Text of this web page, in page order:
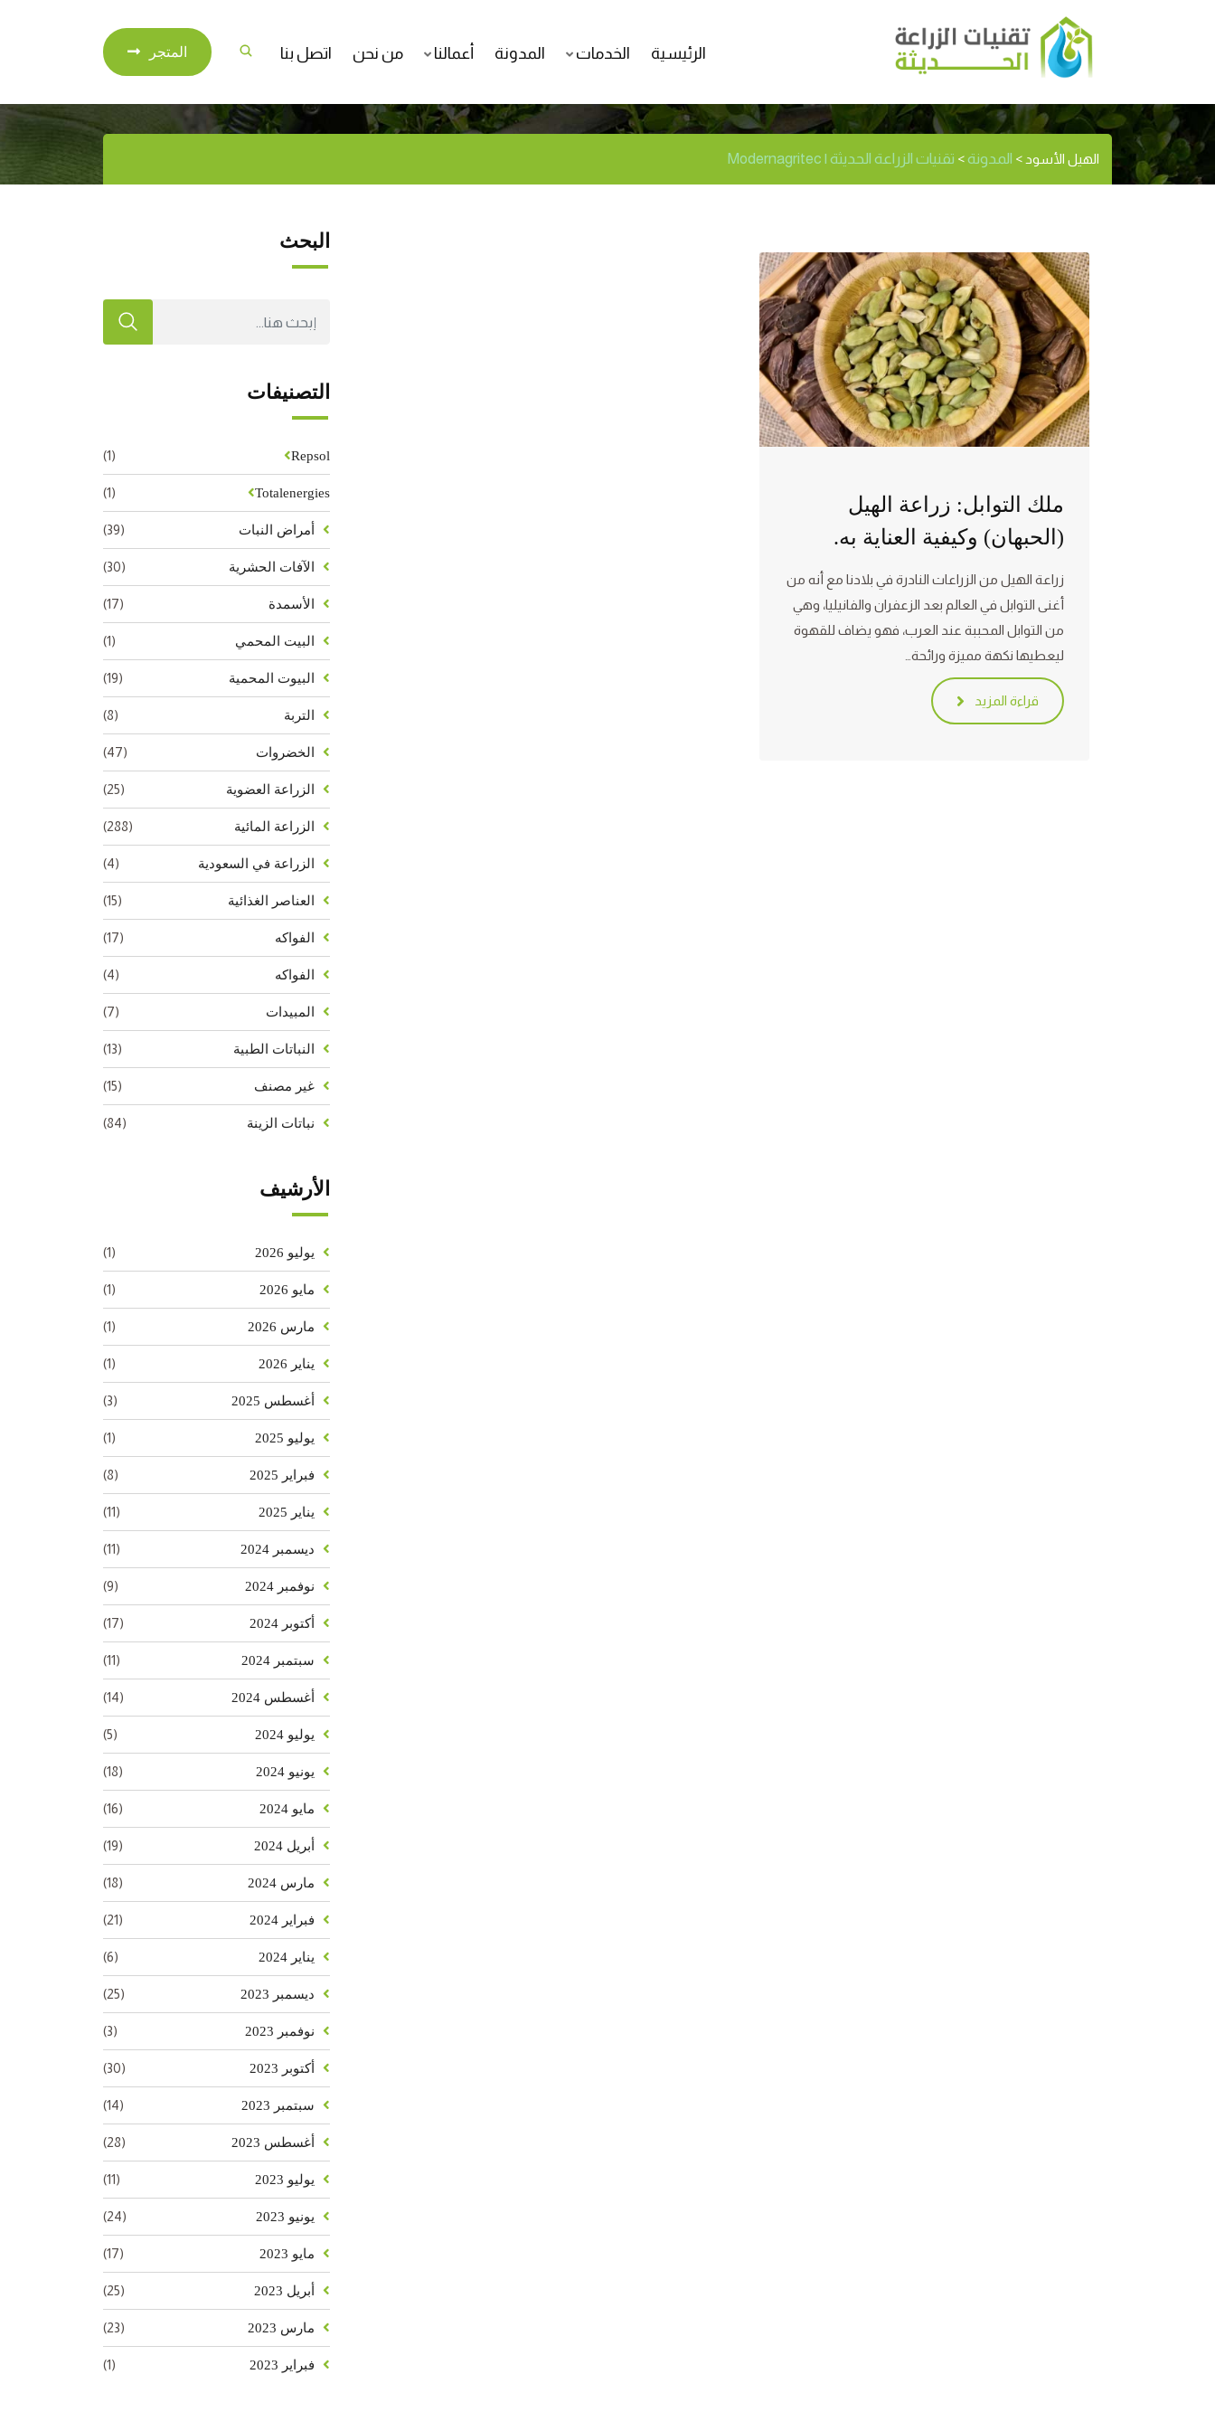
الرئيسية الخدمات المدونة أعمالنا من نحن اتصل بنا المتجر الوسم:الهيل الأسود
الهيل الأسود > المدونة> تقنيات الزراعة الحديثة | Modernagritec
ملك التوابل: زراعة الهيل
(الحبهان) وكيفية العناية به.
زراعة الهيل من الزراعات النادرة في بلادنا مع أنه من
أغنى التوابل في العالم بعد الزعفران والفانيليا، وهي
من التوابل المحببة عند العرب، فهو يضاف للقهوة
ليعطيها نكهة مميزة ورائحة…
قراءة المزيد
البحث
التصنيفات
Repsol
(1)
Totalenergies
(1)
أمراض النبات (39)
الآفات الحشرية (30)
الأسمدة (17)
البيت المحمي (1)
البيوت المحمية (19)
التربة (8)
الخضروات (47)
الزراعة العضوية (25)
الزراعة المائية (288)
الزراعة في السعودية (4)
العناصر الغذائية (15)
الفواكه (17)
الفواكه (4)
المبيدات (7)
النباتات الطبية (13)
غير مصنف (15)
نباتات الزينة (84)
الأرشيف
يوليو 2026 (1)
مايو 2026 (1)
مارس 2026 (1)
يناير 2026 (1)
أغسطس 2025 (3)
يوليو 2025 (1)
فبراير 2025 (8)
يناير 2025 (11)
ديسمبر 2024 (11)
نوفمبر 2024 (9)
أكتوبر 2024 (17)
سبتمبر 2024 (11)
أغسطس 2024 (14)
يوليو 2024 (5)
يونيو 2024 (18)
مايو 2024 (16)
أبريل 2024 (19)
مارس 2024 (18)
فبراير 2024 (21)
يناير 2024 (6)
ديسمبر 2023 (25)
نوفمبر 2023 (3)
أكتوبر 2023 (30)
سبتمبر 2023 (14)
أغسطس 2023 (28)
يوليو 2023 (11)
يونيو 2023 (24)
مايو 2023 (17)
أبريل 2023 (25)
مارس 2023 (23)
فبراير 2023 (1)